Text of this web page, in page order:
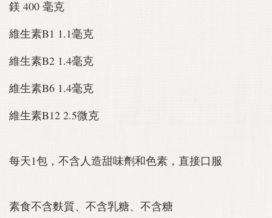
鎂 400 毫克
維生素B1 1.1毫克
維生素B2 1.4毫克
維生素B6 1.4毫克
維生素B12 2.5微克
每天1包，不含人造甜味劑和色素，直接口服
素食不含麩質、不含乳糖、不含糖